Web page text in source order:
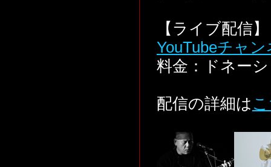
【ライブ配信
YouTubeチャ
料金：ドネー
配信の詳細は